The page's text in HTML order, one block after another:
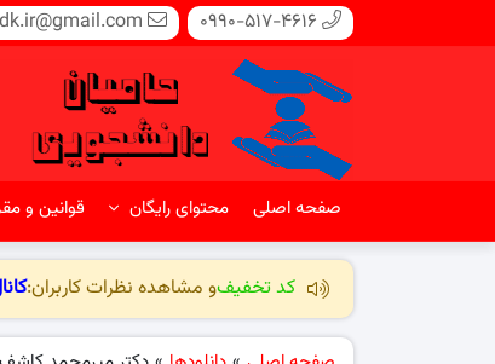
0990-517-4616
صفحه اصلی محتوای رایگان قوانین و
کد تخفیفو مشاهده نظرات کاربران: